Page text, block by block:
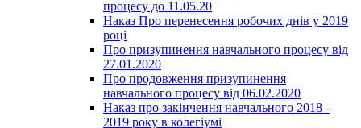
процесу до 11.05.20
Наказ Про перенесення робочих днів у 2019
році
Про призупинення навчального процесу від
27.01.2020
Про продовження призупинення
навчального процесу від 06.02.2020
Наказ про закінчення навчального 2018 -
2019 року в колегіумі